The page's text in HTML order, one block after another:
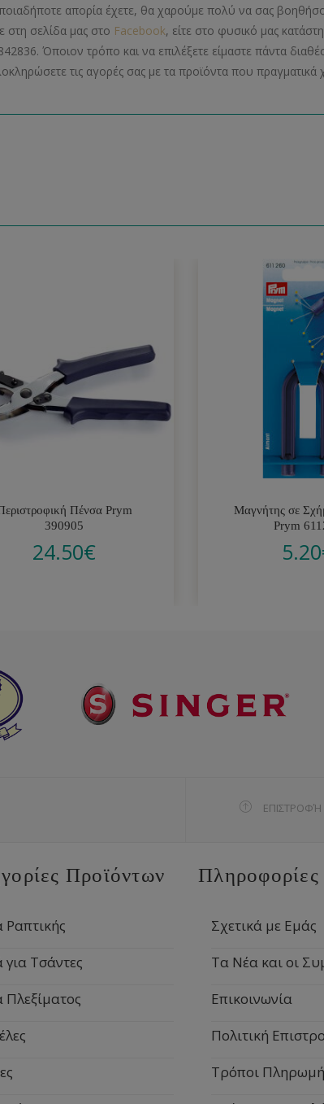
απορία έχετε, θα χαρούμε πολύ να σας
στη σελίδα μας στο Facebook, είτε στο φυσικό μας
Όποιον τρόπο και να επιλέξετε είμαστε πάντα
τις αγορές σας με τα προϊόντα που πραγματικά
Πένσα Prym
390905
24.50€
Μαγνήτης σε
Prym
5.20
Προϊόντων
Ραπτικής
για Τσάντες
Πλεξίματος
Πληροφορίες
Σχετικά με Εμάς
Τα Νέα και οι
Επικοινωνία
Πολιτική
Τρόποι